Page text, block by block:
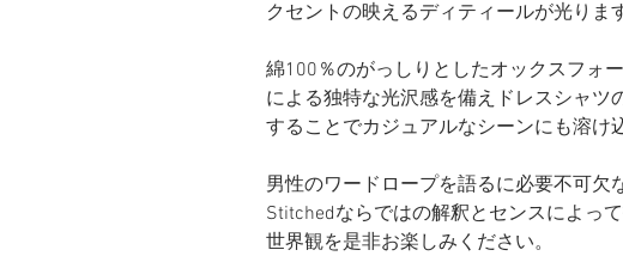
クセントの映えるディティールが光ります
綿100％のがっしりとしたオックスフォ
による独特な光沢感を備えドレスシャツ
することでカジュアルなシーンにも溶け
男性のワードロープを語るに必要不可欠
Stitchedならではの解釈とセンスによっ
世界観を是非お楽しみください。